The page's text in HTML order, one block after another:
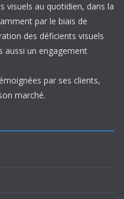
visuels au quotidien, dans la
par le biais de
des déficients visuels
aussi un engagement
par ses clients,
marché.